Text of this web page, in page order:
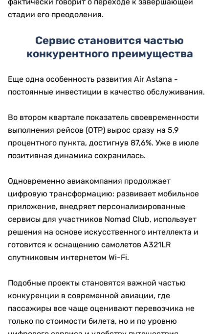
стадии его преодоления.
Сервис становится частью
конкурентного преимущества
Еще одна особенность развития Air Astana -
постоянные инвестиции в качество обслуживания.
Во втором квартале показатель своевременности
выполнения рейсов (OTP) вырос сразу на 5,9
процентного пункта, достигнув 87,6%. Уже в июле
позитивная динамика сохранилась.
Одновременно авиакомпания продолжает
цифровую трансформацию: развивает мобильное
приложение, внедряет персонализированные
сервисы для участников Nomad Club, использует
решения на основе искусственного интеллекта и
готовится к оснащению самолетов A321LR
спутниковым интернетом Wi-Fi.
Подобные проекты становятся важной частью
конкуренции в современной авиации, где
пассажиры все чаще оценивают перевозчика не
только по стоимости билета, но и по уровню